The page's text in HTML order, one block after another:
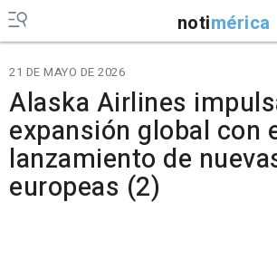
notimérica
21 DE MAYO DE 2026
Alaska Airlines
expansión global con
lanzamiento de
europeas (2)